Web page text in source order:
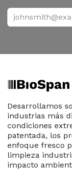
Desarrollamos
industrias más
condiciones
patentada, los
enfoque fresco
limpieza
impacto